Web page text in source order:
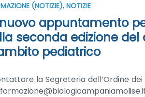
(NOTIZIE), NOTIZIE
appuntamento
seconda edizione del
pediatrico
la Segreteria dell’Ordine